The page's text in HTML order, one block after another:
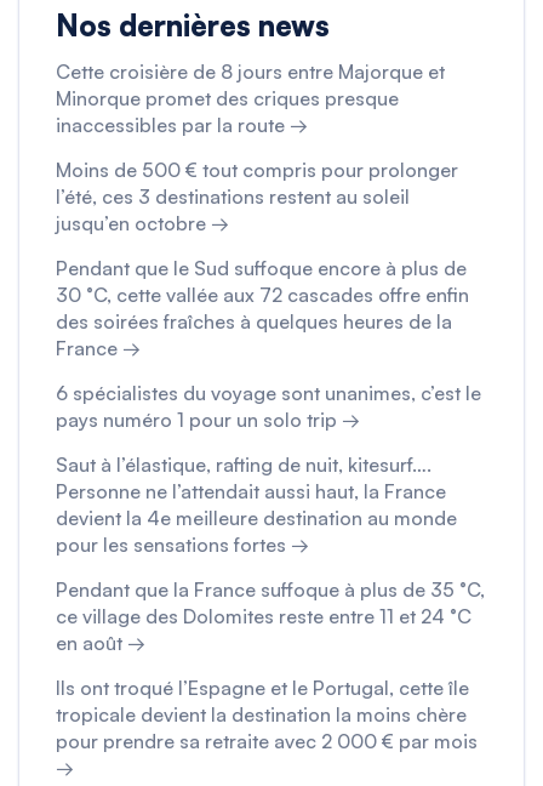
Nos dernières news
Cette croisière de 8 jours entre Majorque et
Minorque promet des criques presque
inaccessibles par la route →
Moins de 500 € tout compris pour prolonger
l’été, ces 3 destinations restent au soleil
jusqu’en octobre →
Pendant que le Sud suffoque encore à plus de
30 °C, cette vallée aux 72 cascades offre enfin
des soirées fraîches à quelques heures de la
France →
6 spécialistes du voyage sont unanimes, c’est le
pays numéro 1 pour un solo trip →
Saut à l’élastique, rafting de nuit, kitesurf….
Personne ne l’attendait aussi haut, la France
devient la 4e meilleure destination au monde
pour les sensations fortes →
Pendant que la France suffoque à plus de 35 °C,
ce village des Dolomites reste entre 11 et 24 °C
en août →
Ils ont troqué l’Espagne et le Portugal, cette île
tropicale devient la destination la moins chère
pour prendre sa retraite avec 2 000 € par mois
→